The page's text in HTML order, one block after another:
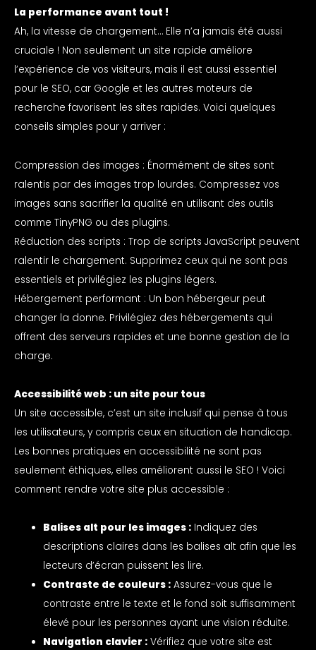
La performance avant tout !
Ah, la vitesse de chargement… Elle n’a jamais été aussi
cruciale ! Non seulement un site rapide améliore
l’expérience de vos visiteurs, mais il est aussi essentiel
pour le SEO, car Google et les autres moteurs de
recherche favorisent les sites rapides. Voici quelques
conseils simples pour y arriver :
Compression des images : Énormément de sites sont
ralentis par des images trop lourdes. Compressez vos
images sans sacrifier la qualité en utilisant des outils
comme TinyPNG ou des plugins.
Réduction des scripts : Trop de scripts JavaScript peuvent
ralentir le chargement. Supprimez ceux qui ne sont pas
essentiels et privilégiez les plugins légers.
Hébergement performant : Un bon hébergeur peut
changer la donne. Privilégiez des hébergements qui
offrent des serveurs rapides et une bonne gestion de la
charge.
Accessibilité web : un site pour tous
Un site accessible, c’est un site inclusif qui pense à tous
les utilisateurs, y compris ceux en situation de handicap.
Les bonnes pratiques en accessibilité ne sont pas
seulement éthiques, elles améliorent aussi le SEO ! Voici
comment rendre votre site plus accessible :
Balises alt pour les images : Indiquez des
descriptions claires dans les balises alt afin que les
lecteurs d’écran puissent les lire.
Contraste de couleurs : Assurez-vous que le
contraste entre le texte et le fond soit suffisamment
élevé pour les personnes ayant une vision réduite.
Navigation clavier : Vérifiez que votre site est